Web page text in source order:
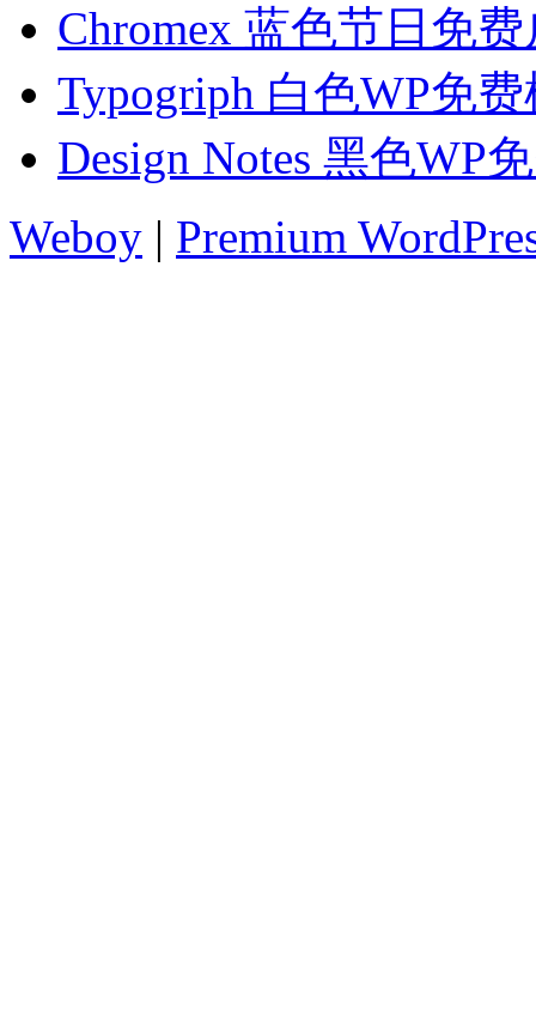
Chromex 蓝色节日免
Typogriph 白色WP免
Design Notes 黑色WP
Weboy | Premium